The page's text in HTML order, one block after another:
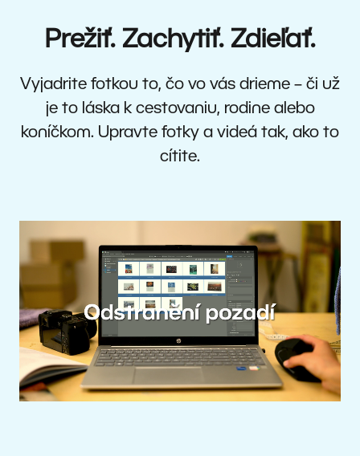
Prežiť. Zachytiť. Zdieľať.
Vyjadrite fotkou to, čo vo vás drieme – či už
je to láska k cestovaniu, rodine alebo
koníčkom. Upravte fotky a videá tak, ako to
cítite.